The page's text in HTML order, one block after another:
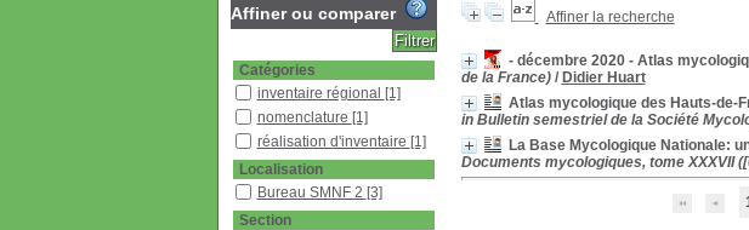
Affiner la recherche
- décembre 2020 - Atlas
de la France)/ Didier Huart
Atlas mycologique des Hauts-de-
in Bulletin semestriel de la Société
La Base Mycologique Nationale:
Documents mycologiques, tome XXXVII
Affiner ou comparer
Catégories
inventaire régional [1]
nomenclature [1]
réalisation d'inventaire [1]
Localisation
Bureau SMNF 2 [3]
Section